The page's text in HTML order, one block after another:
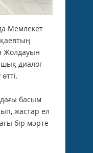
Мемлекет
Жолдауын
диалог
басым
жастар ел
бір мәрте